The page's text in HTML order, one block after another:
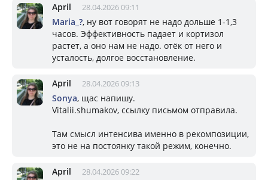
April 28.04.2026 09:11
Mariа_?, ну вот говорят не надо дольше 1-1,3
часов. Эффективность падает и кортизол
растет, а оно нам не надо. отёк от него и
усталость, долгое восстановление.
April 28.04.2026 09:13
Sonya, щас напишу.
Vitalii.shumakov, ссылку письмом отправила.
Там смысл интенсива именно в рекомпозиции,
это не на постоянку такой режим, конечно.
April 28.04.2026 09:22